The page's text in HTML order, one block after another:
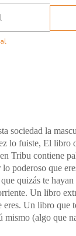
sociedad la
lo fuiste, El libro
Tribu contiene
poderoso que
quizás te
Un libro
Un libro que
mismo (algo que